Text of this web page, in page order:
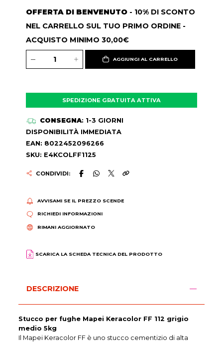
OFFERTA DI BENVENUTO - 10% DI SCONTO
NEL CARRELLO SUL TUO PRIMO ORDINE -
ACQUISTO MINIMO 30,00€
AGGIUNGI AL CARRELLO
SPEDIZIONE GRATUITA ATTIVA
CONSEGNA: 1-3 GIORNI
DISPONIBILITÀ IMMEDIATA
EAN: 8022452096266
SKU: E4KCOLFF1125
CONDIVIDI:
AVVISAMI SE IL PREZZO SCENDE
RICHIEDI INFORMAZIONI
RIMANI AGGIORNATO
SCARICA LA SCHEDA TECNICA DEL PRODOTTO
DESCRIZIONE
Stucco per fughe Mapei Keracolor FF 112 grigio
medio 5kg
Il Mapei Keracolor FF è uno stucco cementizio di alta